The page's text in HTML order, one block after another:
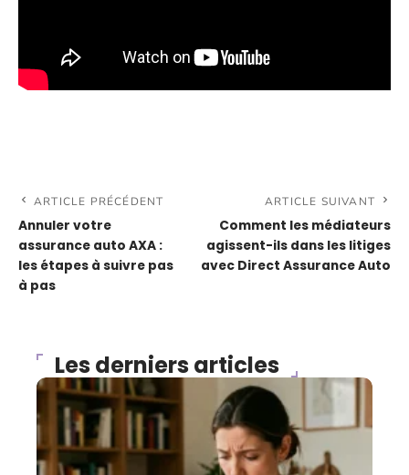
ARTICLE PRÉCÉDENT
Annuler votre
assurance auto AXA :
les étapes à suivre pas
à pas
ARTICLE SUIVANT
Comment les médiateurs
agissent-ils dans les litiges
avec Direct Assurance Auto
Les derniers articles